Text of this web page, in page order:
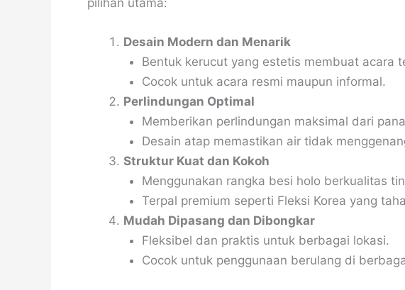
Desain Modern dan Menarik
Bentuk kerucut yang estetis membuat acara
Cocok untuk acara resmi maupun informal.
Perlindungan Optimal
Memberikan perlindungan maksimal dari
Desain atap memastikan air tidak
Struktur Kuat dan Kokoh
Menggunakan rangka besi holo berkualitas
Terpal premium seperti Fleksi Korea yang
Mudah Dipasang dan Dibongkar
Fleksibel dan praktis untuk berbagai lokasi.
Cocok untuk penggunaan berulang di